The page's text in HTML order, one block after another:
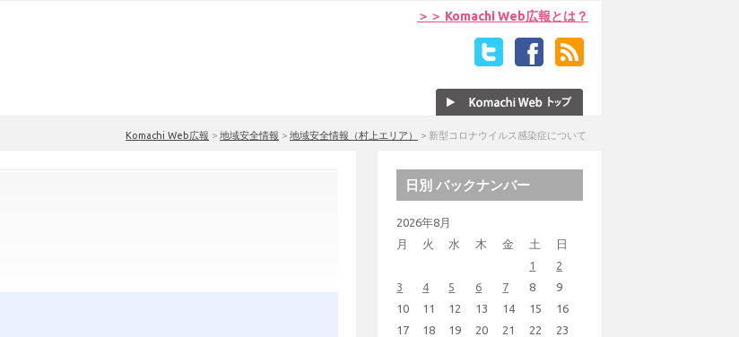
＞＞ Komachi Web広報とは？
Komachi Web広報 > 地域安全情報 > 地域安全情報（村上エリア） > 新型コロナウイルス感染症について
日別 バックナンバー
2026年8月
月
火 水 木 金 土 日
1
2
3
4 5 6 7 8
9
10
11 12 13 14 15
16
17
18 19 20 21 22
23